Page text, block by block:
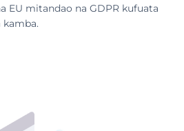
EU mitandao na GDPR kufuata
kamba.